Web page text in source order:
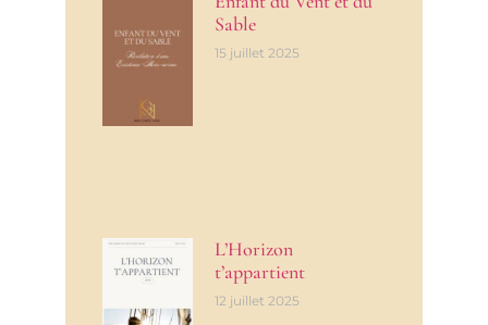
Sable
15 juillet 2025
L’Horizon
t’appartient
12 juillet 2025